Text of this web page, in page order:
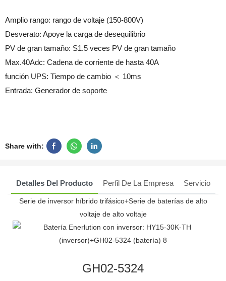
Amplio rango: rango de voltaje (150-800V)
Desverato: Apoye la carga de desequilibrio
PV de gran tamaño: S1.5 veces PV de gran tamaño
Max.40Adc: Cadena de corriente de hasta 40A
función UPS: Tiempo de cambio ＜ 10ms
Entrada: Generador de soporte
Share with:
Detalles Del Producto Perfil De La Empresa Servicio
Serie de inversor híbrido trifásico+Serie de baterías de alto
voltaje de alto voltaje
GH02-5324